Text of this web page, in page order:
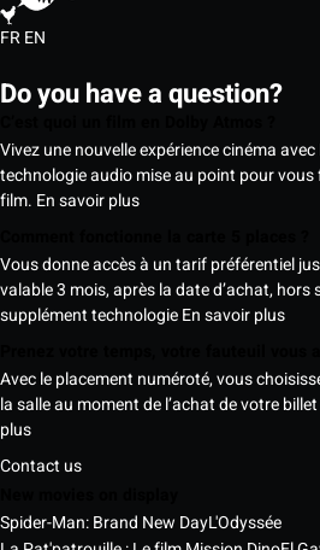
FREN
Do you have a question?
Vivez une nouvelle expérience cinéma
technologie audio mise au point pour
film. En savoir plus
Vous donne accès à un tarif préférentiel
valable 3 mois, après la date d’achat, hors
supplément technologieEn savoir plus
Avec le placement numéroté, vous
la salle au moment de l’achat de votre
plus
Contact us
Spider-Man: Brand New DayL'Odyssée